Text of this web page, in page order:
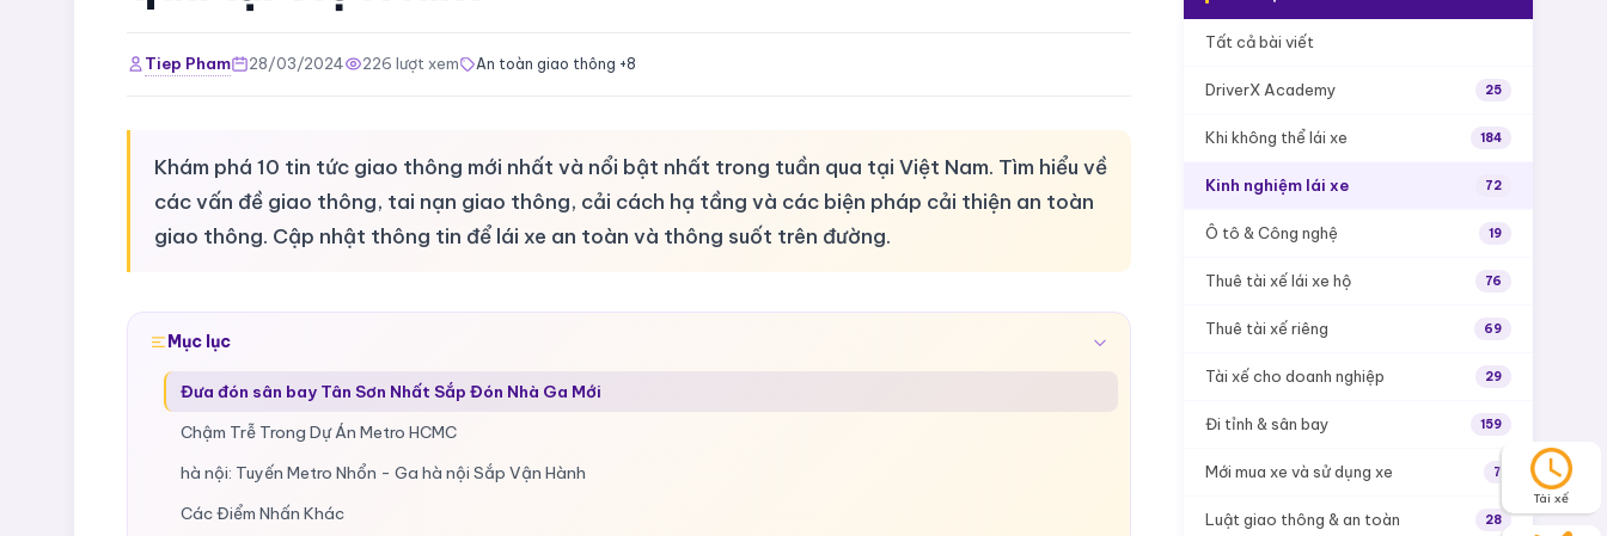
Tiep Pham 28/03/2024 226 lượt xem An toàn giao thông +8
Khám phá 10 tin tức giao thông mới nhất và nổi bật nhất trong tuần qua tại Việt Nam. Tìm hiểu về
các vấn đề giao thông, tai nạn giao thông, cải cách hạ tầng và các biện pháp cải thiện an toàn
giao thông. Cập nhật thông tin để lái xe an toàn và thông suốt trên đường.
Mục lục
Đưa đón sân bay Tân Sơn Nhất Sắp Đón Nhà Ga Mới
Chậm Trễ Trong Dự Án Metro HCMC
hà nội: Tuyến Metro Nhổn - Ga hà nội Sắp Vận Hành
Các Điểm Nhấn Khác
Tất cả bài viết
DriverX Academy 25
Khi không thể lái xe 184
Kinh nghiệm lái xe 72
Ô tô & Công nghệ 19
Thuê tài xế lái xe hộ 76
Thuê tài xế riêng 69
Tài xế cho doanh nghiệp 29
Đi tỉnh & sân bay 159
Mới mua xe và sử dụng xe 7
Luật giao thông & an toàn 28
Tài xế